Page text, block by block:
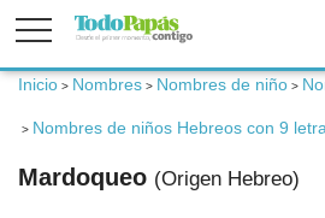
Embarazo
Inicio > Nombres > Nombres de niño >
> Nombres de niños Hebreos con 9
Mardoqueo (Origen Hebreo)